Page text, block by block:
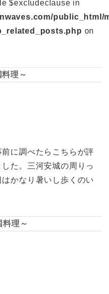
$excludeclause in
public_html/
on
理～
に調べたらこちらが評
た。三河安城の周りっ
かなり暑いし歩くのい
理～